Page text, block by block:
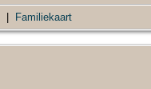
Familiekaart